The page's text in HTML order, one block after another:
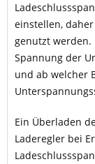
einstellen,
genutzt werden.
Spannung der
und ab welcher
Ein Überladen
Laderegler bei